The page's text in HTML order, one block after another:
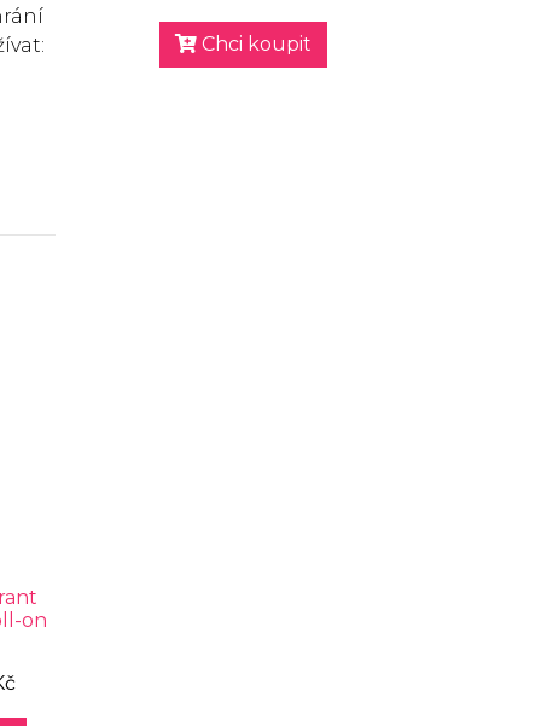
on
Chci koupit